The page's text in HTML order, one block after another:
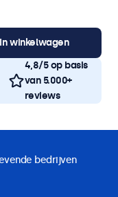
In winkelwagen
4,8/5 op basis
van 5.000+
reviews
bedrijven